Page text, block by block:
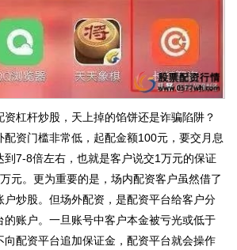
资杠杆炒股，天上掉的馅饼还是诈骗陷阱？
配资门槛非常低，起配金额100元，要交月息
到7-8倍左右，也就是客户说交1万元的保证
元。更为重要的是，场内配资客户虽然借了
户炒股。但场外配资，是配资平台给客户分
的账户。一旦账号中客户本金被亏光或低于
向配资平台追加保证金，配资平台就会操作